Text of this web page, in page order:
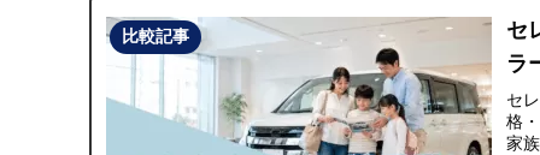
比較記事
セ
ラ
セ
格
家